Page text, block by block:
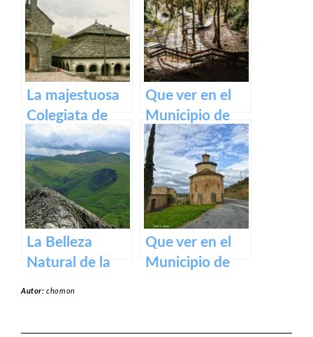
(Navarra) en
Navarra
Navarra
La majestuosa
Colegiata de
Roncesvalles:
un tesoro
medieval en los
Pirineos
Que ver en el
Municipio de
Zugarramurdi
en Navarra
La Belleza
Natural de la
Que ver en el
Municipio de
Autor:chomon